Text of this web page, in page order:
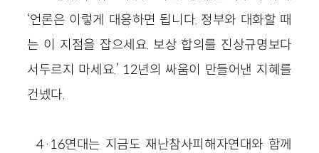
‘언론은 이렇게 대응하면 됩니다. 정부와 대화할 때
는 이 지점을 잡으세요. 보상 합의를 진상규명보다
서두르지 마세요.’ 12년의 싸움이 만들어낸 지혜를
건넸다.
4·16연대는 지금도 재난참사피해자연대와 함께